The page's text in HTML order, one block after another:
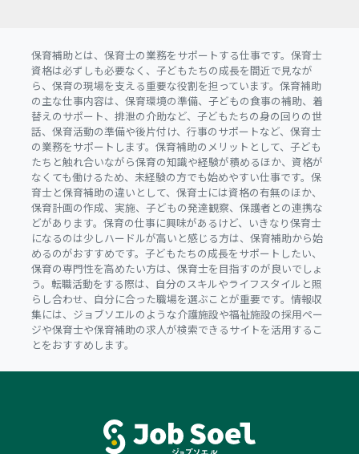
保育補助とは、保育士の業務をサポートする仕事です。保育士
資格は必ずしも必要なく、子どもたちの成長を間近で見なが
ら、保育の現場を支える重要な役割を担っています。保育補助
の主な仕事内容は、保育環境の準備、子どもの食事の補助、着
替えのサポート、排泄の介助など、子どもたちの身の回りの世
話、保育活動の準備や後片付け、行事のサポートなど、保育士
の業務をサポートします。保育補助のメリットとして、子ども
たちと触れ合いながら保育の知識や経験が積めるほか、資格が
なくても働けるため、未経験の方でも始めやすい仕事です。保
育士と保育補助の違いとして、保育士には資格の有無のほか、
保育計画の作成、実施、子どもの発達観察、保護者との連携な
どがあります。保育の仕事に興味があるけど、いきなり保育士
になるのは少しハードルが高いと感じる方は、保育補助から始
めるのがおすすめです。子どもたちの成長をサポートしたい、
保育の専門性を高めたい方は、保育士を目指すのが良いでしょ
う。転職活動をする際は、自分のスキルやライフスタイルと照
らし合わせ、自分に合った職場を選ぶことが重要です。情報収
集には、ジョブソエルのような介護施設や福祉施設の採用ペー
ジや保育士や保育補助の求人が検索できるサイトを活用するこ
とをおすすめします。